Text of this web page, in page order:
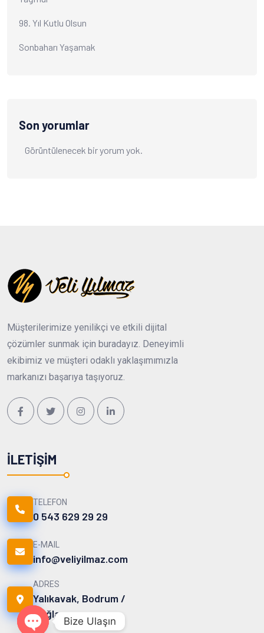
98. Yıl Kutlu Olsun
Sonbaharı Yaşamak
Son yorumlar
Görüntülenecek bir yorum yok.
Müşterilerimize yenilikçi ve etkili dijital
çözümler sunmak için buradayız. Deneyimli
ekibimiz ve müşteri odaklı yaklaşımımızla
markanızı başarıya taşıyoruz.
İLETIŞIM
TELEFON
0 543 629 29 29
E-MAIL
info@veliyilmaz.com
ADRES
Yalıkavak, Bodrum /
Muğla
Bize Ulaşın